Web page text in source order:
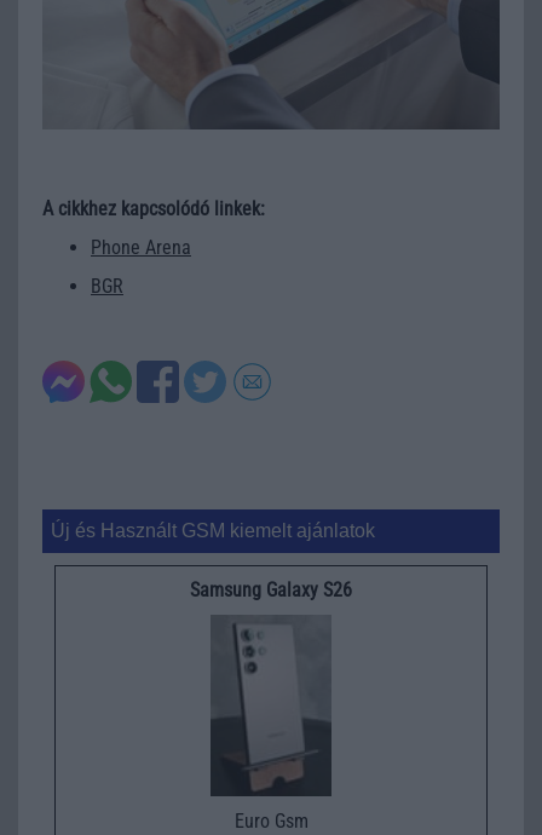
A cikkhez kapcsolódó linkek:
Phone Arena
BGR
Új és Használt GSM kiemelt ajánlatok
Samsung Galaxy S26
Euro Gsm